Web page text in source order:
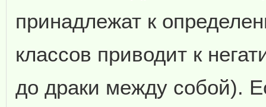
принадлежат к
классов приводит к
до драки между собой).